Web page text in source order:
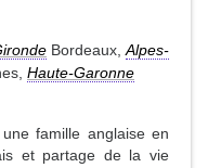
Bordeaux, Alpes-
Haute-Garonne
famille anglaise en
et partage de la vie